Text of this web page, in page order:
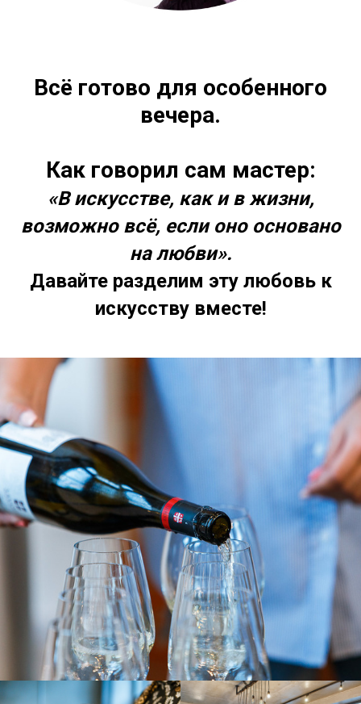
Всё готово для особенного
вечера.
Как говорил сам мастер:
«В искусстве, как и в жизни,
возможно всё, если оно основано
на любви».
Давайте разделим эту любовь к
искусству вместе!